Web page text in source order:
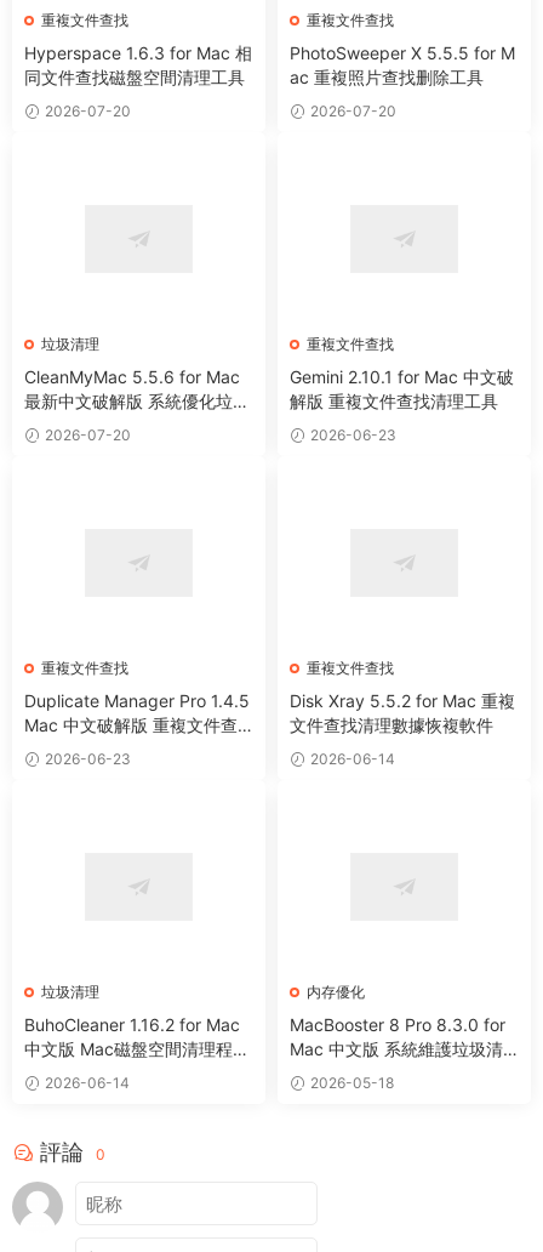
重複文件查找
Hyperspace 1.6.3 for Mac 相
同文件查找磁盤空間清理工具
2026-07-20
重複文件查找
PhotoSweeper X 5.5.5 for M
ac 重複照片查找删除工具
2026-07-20
垃圾清理
CleanMyMac 5.5.6 for Mac
最新中文破解版 系統優化垃圾
清理工具
2026-07-20
重複文件查找
Gemini 2.10.1 for Mac 中文破
解版 重複文件查找清理工具
2026-06-23
重複文件查找
Duplicate Manager Pro 1.4.5
Mac 中文破解版 重複文件查
找清理工具
2026-06-23
重複文件查找
Disk Xray 5.5.2 for Mac 重複
文件查找清理數據恢複軟件
2026-06-14
垃圾清理
BuhoCleaner 1.16.2 for Mac
中文版 Mac磁盤空間清理程序
卸載系統優化工具
2026-06-14
内存優化
MacBooster 8 Pro 8.3.0 for
Mac 中文版 系統維護垃圾清
理病毒掃描工具
2026-05-18
評論 0